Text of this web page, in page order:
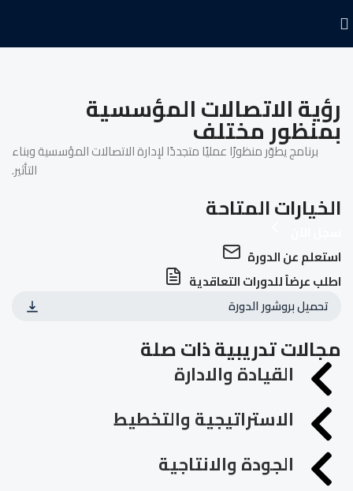
رؤية الاتصالات المؤسسية
بمنظور مختلف
برنامج يطوّر منظورًا عمليًا متجددًا لإدارة الاتصالات المؤسسية وبناء
التأثير.
الخيارات المتاحة
استعلم عن الدورة
اطلب عرضاً للدورات التعاقدية
تحميل بروشور الدورة
مجالات تدريبية ذات صلة
القيادة والادارة
الاستراتيجية والتخطيط
الجودة والانتاجية